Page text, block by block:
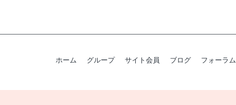
ホーム グループ サイト会員 ブログ フォーラム